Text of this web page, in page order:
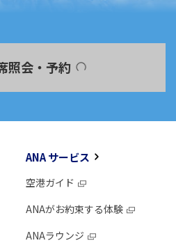
照会・予約
ANA サービス
空港ガイド
ANAがお約束する体験
ANAラウンジ